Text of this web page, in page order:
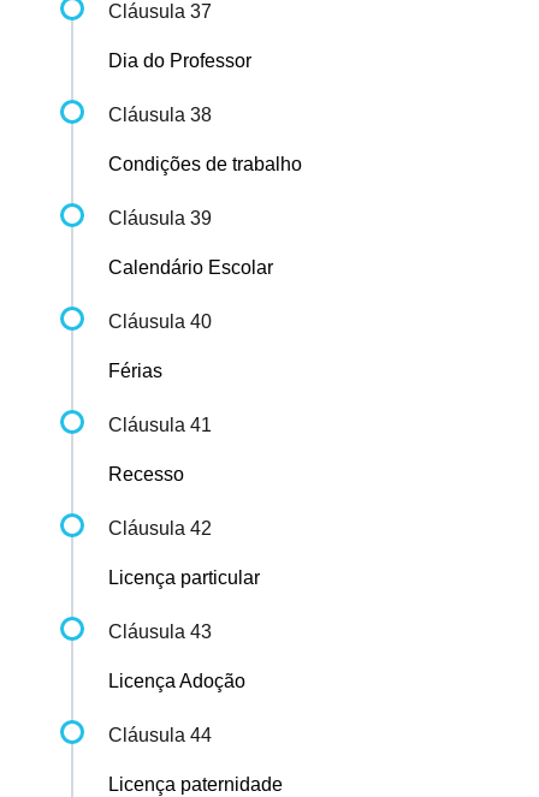
Cláusula 37
Dia do Professor
Cláusula 38
Condições de trabalho
Cláusula 39
Calendário Escolar
Cláusula 40
Férias
Cláusula 41
Recesso
Cláusula 42
Licença particular
Cláusula 43
Licença Adoção
Cláusula 44
Licença paternidade